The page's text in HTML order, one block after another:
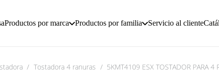
Productos por marca Productos por familia Servicio al cliente
/ Tostadora 4 ranuras / 5KMT4109 ESX TOSTADOR PARA